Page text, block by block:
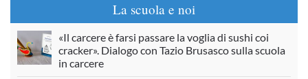
La scuola e noi
«Il carcere è farsi passare la voglia di sushi coi
cracker». Dialogo con Tazio Brusasco sulla scuola
in carcere